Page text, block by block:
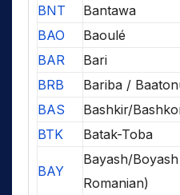
BNT
Bantawa
BAO
Baoulé
BAR
Bari
BRB
Bariba /
BAS
Bashkir/
BTK
Batak-Toba
BAY
Bayash/
Romanian)